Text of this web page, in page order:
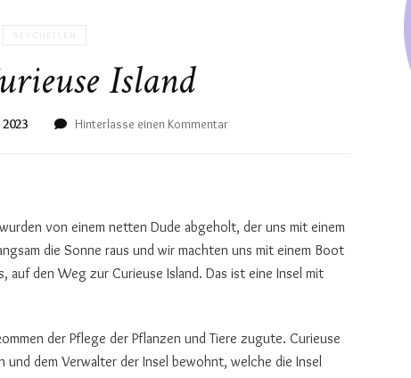
Island
Hinterlasse einen Kommentarzu
von einem netten Dude abgeholt, der uns mit einem
die Sonne raus und wir machten uns mit einem Boot
auf den Weg zur Curieuse Island. Das ist eine Insel mit
der Pflege der Pflanzen und Tiere zugute. Curieuse
dem Verwalter der Insel bewohnt, welche die Insel